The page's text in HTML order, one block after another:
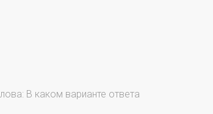
В каком варианте ответа